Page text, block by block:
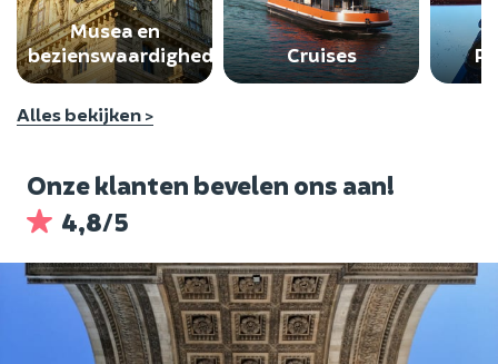
Musea en
bezienswaardigheden
Cruises
Alles bekijken >
Onze klanten bevelen ons aan!
4,8/5